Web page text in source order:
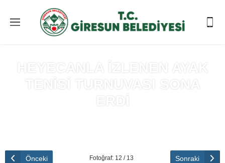
HEYECANLA İZLENEN AYAK
TENİSİ TURNUVASI SONA
ERDİ
Önceki Fotoğraf: 12 / 13 Sonraki